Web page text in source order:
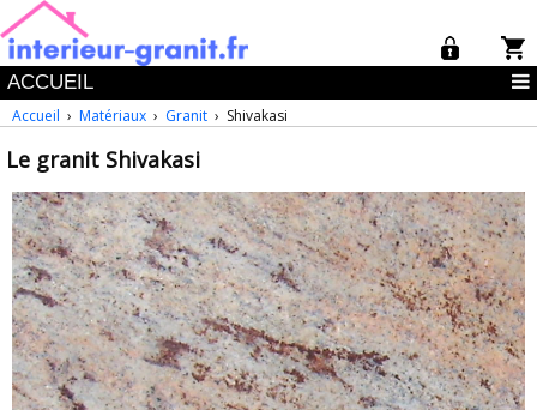
ACCUEIL
Accueil › Matériaux › Granit › Shivakasi
Le granit Shivakasi